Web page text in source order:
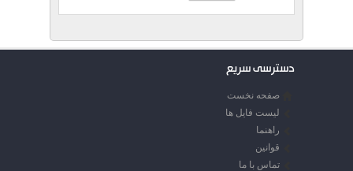
دسترسی سریع
صفحه نخست
لیست فایل ها
راهنما
قوانین
تماس با ما